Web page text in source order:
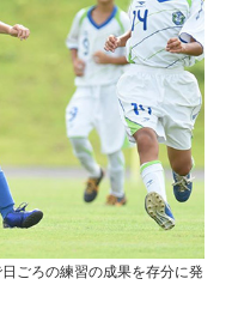
ごろの練習の成果を存分に発